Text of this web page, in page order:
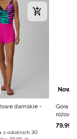
damskie -
z ostatnich 30
Góra
różowa
79,99